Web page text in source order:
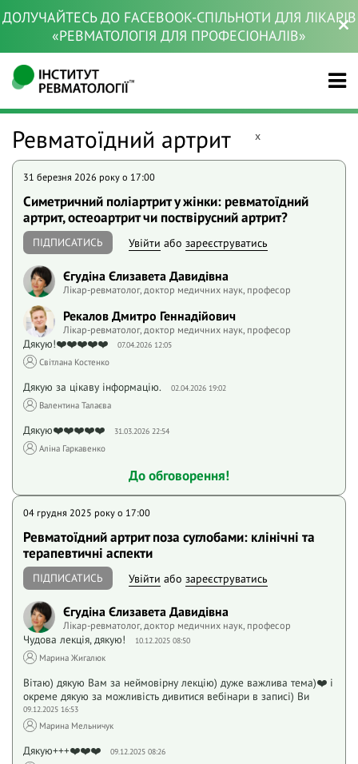
ДОЛУЧАЙТЕСЬ ДО FACEBOOK-СПІЛЬНОТИ ДЛЯ ЛІКАРІВ
«РЕВМАТОЛОГІЯ ДЛЯ ПРОФЕСІОНАЛІВ»
Ревматоїдний артрит x
31 березня 2026 року o 17:00
Симетричний поліартрит у жінки: ревматоїдний
артрит, остеоартрит чи поствірусний артрит?
ПІДПИСАТИСЬ Увійти або зареєструватись
Єгудіна Єлизавета Давидівна
Лікар-ревматолог, доктор медичних наук, професор
Рекалов Дмитро Геннадійович
Лікар-ревматолог, доктор медичних наук, професор
Дякую!❤️❤️❤️❤️❤️ 07.04.2026 12:05
Світлана Костенко
Дякую за цікаву інформацію. 02.04.2026 19:02
Валентина Талаєва
Дякую❤️❤️❤️❤️❤️ 31.03.2026 22:54
Аліна Гаркавенко
До обговорення!
04 грудня 2025 року o 17:00
Ревматоїдний артрит поза суглобами: клінічні та
терапевтичні аспекти
ПІДПИСАТИСЬ Увійти або зареєструватись
Єгудіна Єлизавета Давидівна
Лікар-ревматолог, доктор медичних наук, професор
Чудова лекція, дякую! 10.12.2025 08:50
Марина Жигалюк
Вітаю) дякую Вам за неймовірну лекцію) дуже важлива тема)❤️ і
окреме дякую за можливість дивитися вебінари в записі) Ви
09.12.2025 16:53
Марина Мельничук
Дякую+++❤️❤️❤️ 09.12.2025 08:26